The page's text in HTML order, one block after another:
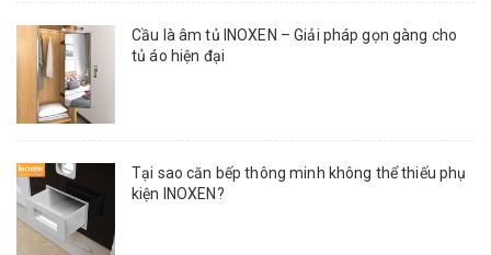
Cầu là âm tủ INOXEN – Giải pháp gọn gàng cho
tủ áo hiện đại
Tại sao căn bếp thông minh không thể thiếu phụ
kiện INOXEN?